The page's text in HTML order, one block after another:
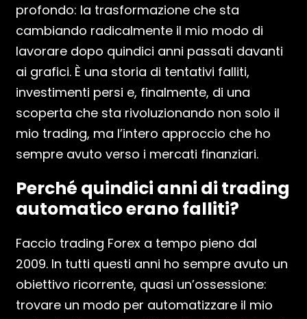
profondo: la trasformazione che sta
cambiando radicalmente il mio modo di
lavorare dopo quindici anni passati davanti
ai grafici. È una storia di tentativi falliti,
investimenti persi e, finalmente, di una
scoperta che sta rivoluzionando non solo il
mio trading, ma l’intero approccio che ho
sempre avuto verso i mercati finanziari.
Perché quindici anni di trading
automatico erano falliti?
Faccio trading Forex a tempo pieno dal
2009. In tutti questi anni ho sempre avuto un
obiettivo ricorrente, quasi un’ossessione:
trovare un modo per automatizzare il mio